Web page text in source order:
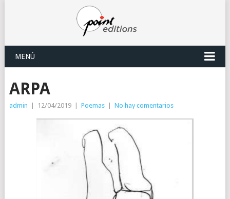
MENÚ
ARPA
admin 12/04/2019 Poemas No hay comentarios